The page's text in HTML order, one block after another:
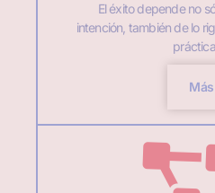
El éxito depende no
intención, también de lo
Más